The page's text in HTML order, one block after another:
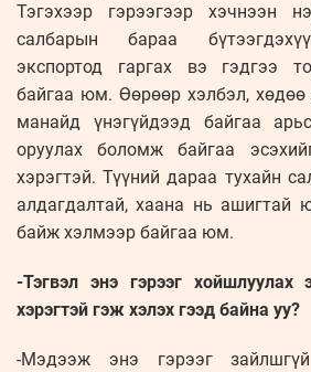
Тэгэхээр гэрээгээр хэчнээн
салбарын бараа
экспортод гаргах вэ гэдгээ
байгаа юм. Өөрөөр хэлбэл,
манайд үнэгүйдээд байгаа
оруулах боломж байгаа
хэрэгтэй. Түүний дараа тухайн
алдагдалтай, хаана нь ашигтай
байж хэлмээр байгаа юм.
-Тэгвэл энэ гэрээг хойшлуулах
хэрэгтэй гэж хэлэх гээд байна уу?
-Мэдээж энэ гэрээг